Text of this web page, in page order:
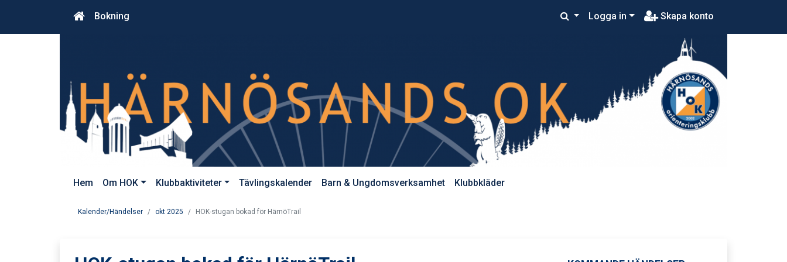
Bokning Logga in Skapa konto
Hem Om HOK Klubbaktiviteter Tävlingskalender Barn & Ungdomsverksamhet Klubbkläder
Kalender/Händelser okt 2025 HOK-stugan bokad för HärnöTrail